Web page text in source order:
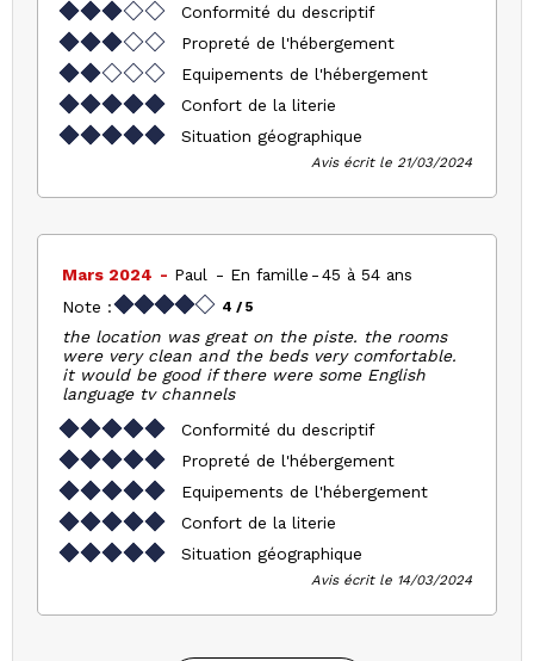
Conformité du descriptif
Propreté de l'hébergement
Equipements de l'hébergement
Confort de la literie
Situation géographique
Avis écrit le 21/03/2024
Mars 2024 Paul En famille
45 à 54 ans
Note :
4 / 5
the location was great on the piste. the rooms
were very clean and the beds very comfortable.
it would be good if there were some English
language tv channels
Conformité du descriptif
Propreté de l'hébergement
Equipements de l'hébergement
Confort de la literie
Situation géographique
Avis écrit le 14/03/2024